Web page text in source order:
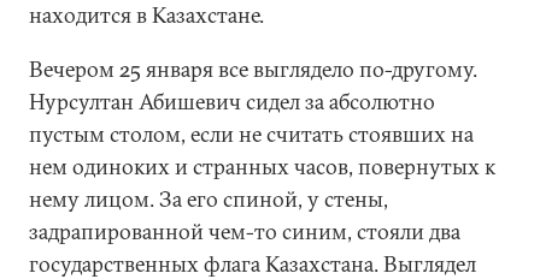
находится в Казахстане.
Вечером 25 января все выглядело по-другому.
Нурсултан Абишевич сидел за абсолютно
пустым столом, если не считать стоявших на
нем одиноких и странных часов, повернутых к
нему лицом. За его спиной, у стены,
задрапированной чем-то синим, стояли два
государственных флага Казахстана. Выглядел